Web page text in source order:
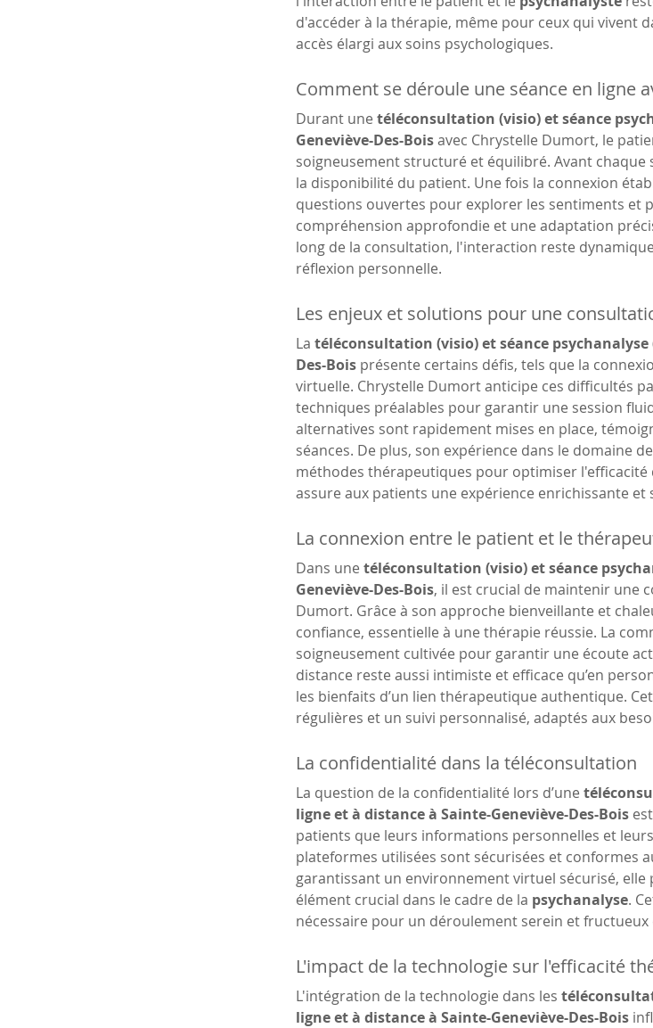
d'accéder à la thérapie, même pour ceux qui vivent
accès élargi aux soins psychologiques.
Comment se déroule une séance en ligne
Durant une téléconsultation (visio) et séance
Geneviève-Des-Bois avec Chrystelle Dumort, le
soigneusement structuré et équilibré. Avant
la disponibilité du patient. Une fois la connexion
questions ouvertes pour explorer les sentiments et
compréhension approfondie et une adaptation
long de la consultation, l'interaction reste
réflexion personnelle.
Les enjeux et solutions pour une
La téléconsultation (visio) et séance
Des-Bois présente certains défis, tels que la
virtuelle. Chrystelle Dumort anticipe ces difficultés
techniques préalables pour garantir une session
alternatives sont rapidement mises en place,
séances. De plus, son expérience dans le domaine
méthodes thérapeutiques pour optimiser
assure aux patients une expérience enrichissante et
La connexion entre le patient et le
Dans une téléconsultation (visio) et séance
Geneviève-Des-Bois, il est crucial de maintenir une
Dumort. Grâce à son approche bienveillante et
confiance, essentielle à une thérapie réussie. La
soigneusement cultivée pour garantir une écoute
distance reste aussi intimiste et efficace qu’en
les bienfaits d’un lien thérapeutique authentique.
régulières et un suivi personnalisé, adaptés aux
La confidentialité dans la téléconsultation
La question de la confidentialité lors d’une
ligne et à distance à Sainte-Geneviève-Des-Bois
patients que leurs informations personnelles et
plateformes utilisées sont sécurisées et conformes
garantissant un environnement virtuel sécurisé,
élément crucial dans le cadre de la psychanalyse.
nécessaire pour un déroulement serein et
L'impact de la technologie sur l'efficacité
L'intégration de la technologie dans les
ligne et à distance à Sainte-Geneviève-Des-Bois